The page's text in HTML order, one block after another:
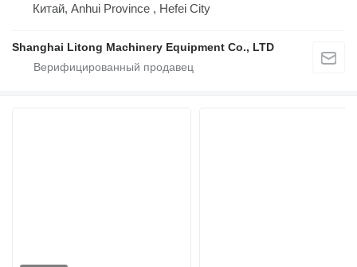
Китай, Anhui Province , Hefei City
Shanghai Litong Machinery Equipment Co., LTD